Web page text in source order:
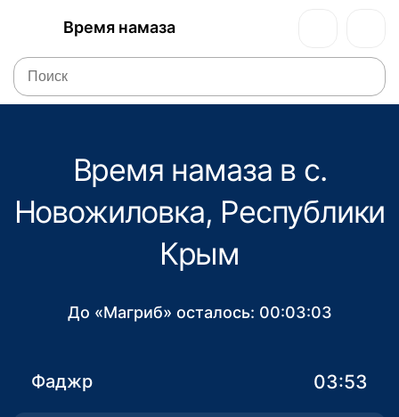
Время намаза
Время намаза в с.
Новожиловка, Республики
Крым
До «Магриб» осталось: 00:03:03
Фаджр 03:53